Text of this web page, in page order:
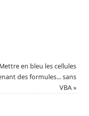
Mettre en bleu les cellules
des formules... sans
VBA»